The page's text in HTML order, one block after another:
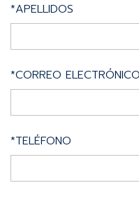
*APELLIDOS
*CORREO ELECTRÓNICO
*TELÉFONO